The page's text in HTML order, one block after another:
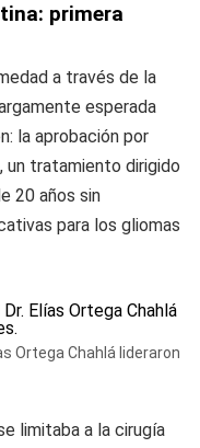
primera
a través de la
esperada
la aprobación por
, un tratamiento dirigido
20 años sin
para los gliomas
Ortega Chahlá lideraron
limitaba a la cirugía